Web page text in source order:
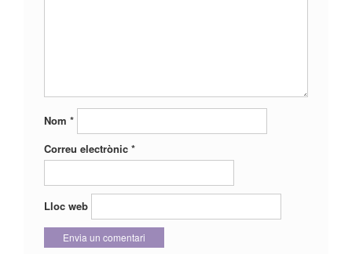
Nom *
Correu electrònic *
Lloc web